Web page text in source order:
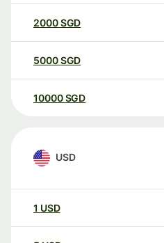
2000SGD
5000SGD
10000 SGD
USD
1 USD